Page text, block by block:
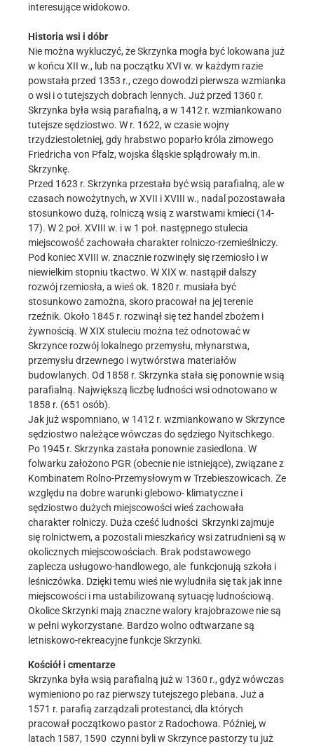
interesujące widokowo.
Historia wsi i dóbr
Nie można wykluczyć, że Skrzynka mogła być lokowana już
w końcu XII w., lub na początku XVI w. w każdym razie
powstała przed 1353 r., czego dowodzi pierwsza wzmianka
o wsi i o tutejszych dobrach lennych. Już przed 1360 r.
Skrzynka była wsią parafialną, a w 1412 r. wzmiankowano
tutejsze sędziostwo. W r. 1622, w czasie wojny
trzydziestoletniej, gdy hrabstwo poparło króla zimowego
Friedricha von Pfalz, wojska śląskie splądrowały m.in.
Skrzynkę.
Przed 1623 r. Skrzynka przestała być wsią parafialną, ale w
czasach nowożytnych, w XVII i XVIII w., nadal pozostawała
stosunkowo dużą, rolniczą wsią z warstwami kmieci (14-
17). W 2 poł. XVIII w. i w 1 poł. następnego stulecia
miejscowość zachowała charakter rolniczo-rzemieślniczy.
Pod koniec XVIII w. znacznie rozwinęły się rzemiosło i w
niewielkim stopniu tkactwo. W XIX w. nastąpił dalszy
rozwój rzemiosła, a wieś ok. 1820 r. musiała być
stosunkowo zamożna, skoro pracował na jej terenie
rzeźnik. Około 1845 r. rozwinął się też handel zbożem i
żywnością. W XIX stuleciu można też odnotować w
Skrzynce rozwój lokalnego przemysłu, młynarstwa,
przemysłu drzewnego i wytwórstwa materiałów
budowlanych. Od 1858 r. Skrzynka stała się ponownie wsią
parafialną. Największą liczbę ludności wsi odnotowano w
1858 r. (651 osób).
Jak już wspomniano, w 1412 r. wzmiankowano w Skrzynce
sędziostwo należące wówczas do sędziego Nyitschkego.
Po 1945 r. Skrzynka zastała ponownie zasiedlona. W
folwarku założono PGR (obecnie nie istniejące), związane z
Kombinatem Rolno-Przemysłowym w Trzebieszowicach. Ze
względu na dobre warunki glebowo- klimatyczne i
sędziostwo dużych miejscowości wieś zachowała
charakter rolniczy. Duża cześć ludności Skrzynki zajmuje
się rolnictwem, a pozostali mieszkańcy wsi zatrudnieni są w
okolicznych miejscowościach. Brak podstawowego
zaplecza usługowo-handlowego, ale funkcjonują szkoła i
leśniczówka. Dzięki temu wieś nie wyludniła się tak jak inne
miejscowości i ma ustabilizowaną sytuację ludnościową.
Okolice Skrzynki mają znaczne walory krajobrazowe nie są
w pełni wykorzystane. Bardzo wolno odtwarzane są
letniskowo-rekreacyjne funkcje Skrzynki.
Kościół i cmentarze
Skrzynka była wsią parafialną już w 1360 r., gdyż wówczas
wymieniono po raz pierwszy tutejszego plebana. Już a
1571 r. parafią zarządzali protestanci, dla których
pracował początkowo pastor z Radochowa. Później, w
latach 1587, 1590 czynni byli w Skrzynce pastorzy tu już